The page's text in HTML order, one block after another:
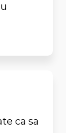
ca sa